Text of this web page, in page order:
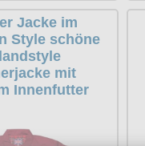
Jacke im
Style schöne
mit
Innenfutter